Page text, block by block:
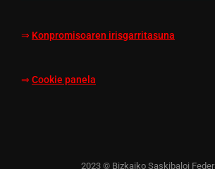
⇒ Konpromisoaren irisgarritasuna
⇒ Cookie panela
2023 © Bizkaiko Saskibaloi